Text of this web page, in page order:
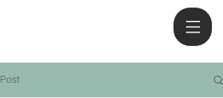
Post